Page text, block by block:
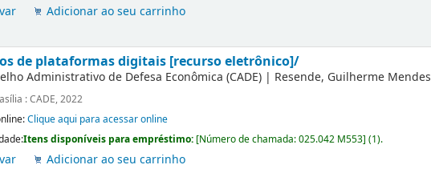
Adicionar ao seu carrinho
de plataformas digitais [recurso eletrônico]/
Administrativo de Defesa Econômica (CADE) | Resende, Guilherme Mendes
: CADE, 2022
Clique aqui para acessar online
Itens disponíveis para empréstimo: [Número de chamada:025.042 M553](1).
Adicionar ao seu carrinho